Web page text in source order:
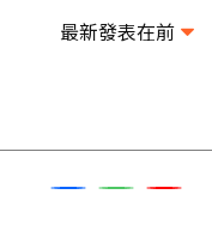
最新發表在前